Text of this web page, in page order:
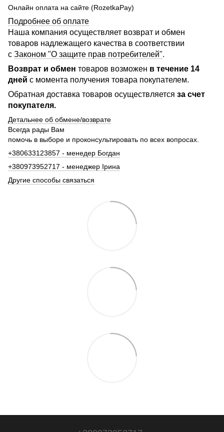
Онлайн оплата на сайте (RozetkaPay)
Подробнее об оплате
Наша компания осуществляет возврат и обмен
товаров надлежащего качества в соответствии
с Законом "О защите прав потребителей".
Возврат и обмен товаров возможен в течение 14
дней с момента получения товара покупателем.
Обратная доставка товаров осуществляется за счет
покупателя.
Детальнее об обмене/возврате
Всегда рады Вам
помочь в выборе и проконсультировать по всех вопросах.
+380633123857 - менедер Богдан
+380973952717 - менеджер Ірина
Другие способы связаться